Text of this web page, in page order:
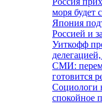
моря будет
Япония
Россией и
Уиткофф
СМИ:
готовится
Социологи
спокойное